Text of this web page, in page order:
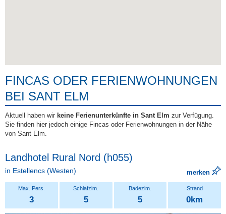
FINCAS ODER FERIENWOHNUNGEN
BEI SANT ELM
Aktuell haben wir keine Ferienunterkünfte in Sant Elm zur Verfügung.
Sie finden hier jedoch einige Fincas oder Ferienwohnungen in der Nähe
von Sant Elm.
Landhotel Rural Nord (h055)
in Estellencs (Westen) merken
3 5 5 0km